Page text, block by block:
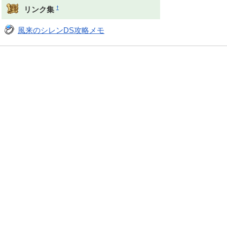
リンク集 †
風来のシレンDS攻略メモ